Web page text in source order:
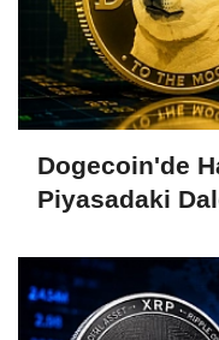
Dogecoin'de
Piyasadaki